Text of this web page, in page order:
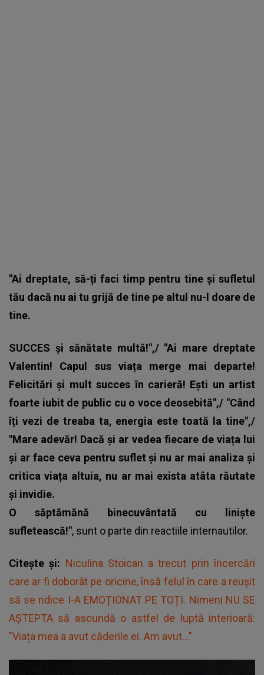
"Ai dreptate, să-ți faci timp pentru tine și sufletul
tău dacă nu ai tu grijă de tine pe altul nu-l doare de
tine.
SUCCES și sănătate multă!",/ "Ai mare dreptate
Valentin! Capul sus viața merge mai departe!
Felicitări și mult succes în carieră! Ești un artist
foarte iubit de public cu o voce deosebită",/ "Când
îți vezi de treaba ta, energia este toată la tine",/
"Mare adevăr! Dacă și ar vedea fiecare de viața lui
și ar face ceva pentru suflet și nu ar mai analiza și
critica viața altuia, nu ar mai exista atâta răutate
și invidie.
O săptămănă binecuvântată cu liniște
sufletească!", sunt o parte din reactiile internautilor.
Citește și: Niculina Stoican a trecut prin încercări
care ar fi doborât pe oricine, însă felul în care a reușit
să se ridice I-A EMOȚIONAT PE TOȚI. Nimeni NU SE
AȘTEPTA să ascundă o astfel de luptă interioară:
"Viața mea a avut căderile ei. Am avut..."